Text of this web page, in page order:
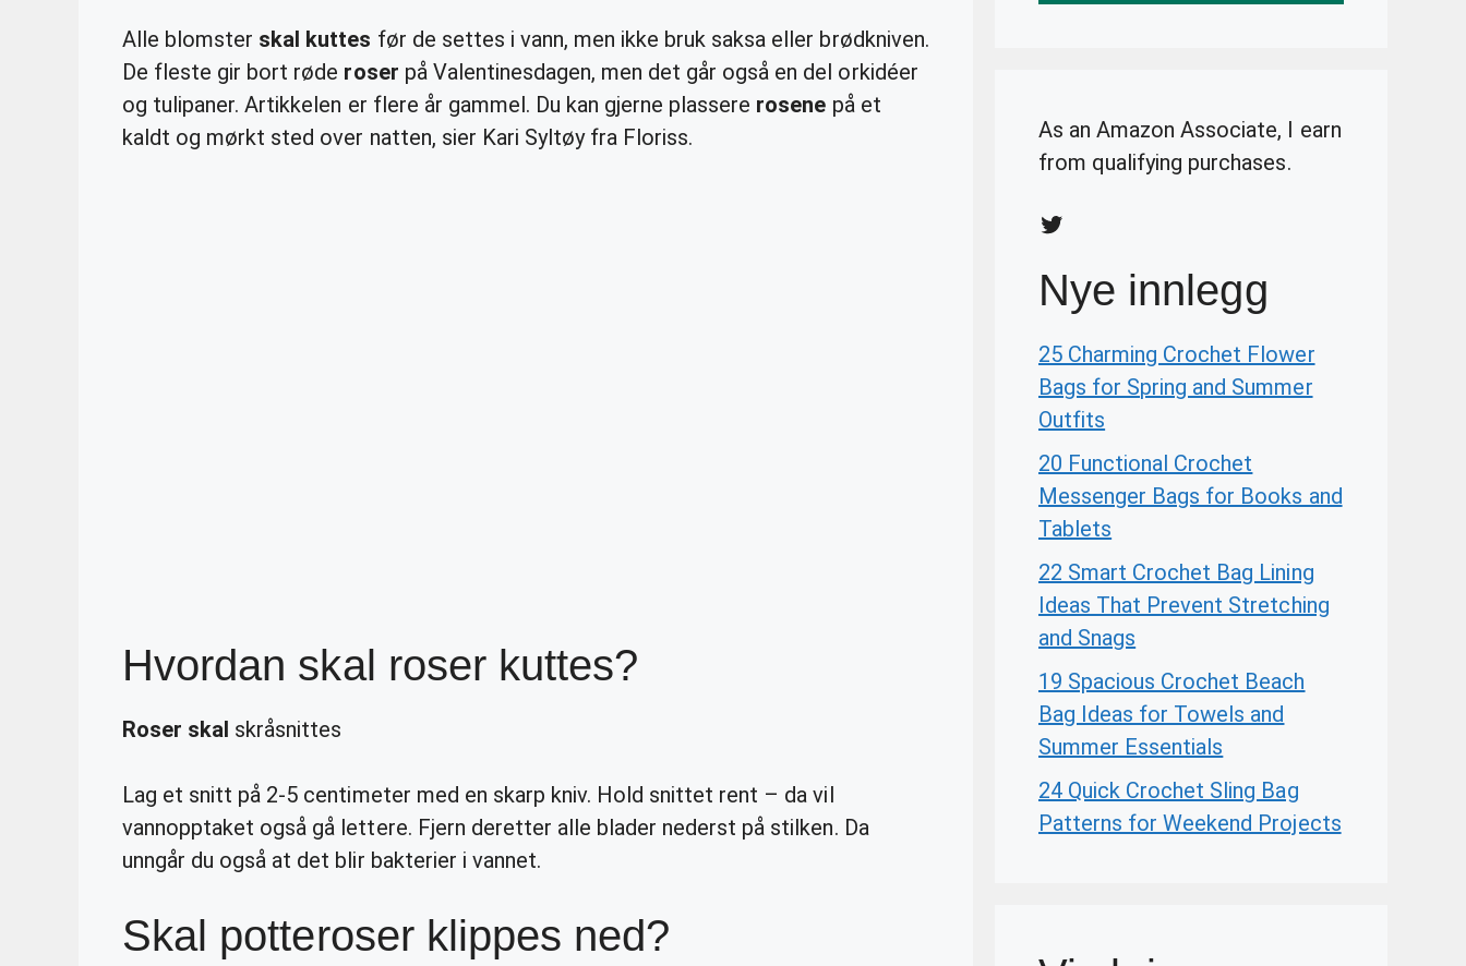
Alle blomster skal kuttes før de settes i vann, men ikke bruk saksa eller brødkniven.
De fleste gir bort røde roser på Valentinesdagen, men det går også en del orkidéer
og tulipaner. Artikkelen er flere år gammel. Du kan gjerne plassere rosene på et
kaldt og mørkt sted over natten, sier Kari Syltøy fra Floriss.
Hvordan skal roser kuttes?
Roser skal skråsnittes
Lag et snitt på 2-5 centimeter med en skarp kniv. Hold snittet rent – da vil
vannopptaket også gå lettere. Fjern deretter alle blader nederst på stilken. Da
unngår du også at det blir bakterier i vannet.
Skal potteroser klippes ned?
As an Amazon Associate, I earn
from qualifying purchases.
Twitter
Nye innlegg
25 Charming Crochet Flower
Bags for Spring and Summer
Outfits
20 Functional Crochet
Messenger Bags for Books and
Tablets
22 Smart Crochet Bag Lining
Ideas That Prevent Stretching
and Snags
19 Spacious Crochet Beach
Bag Ideas for Towels and
Summer Essentials
24 Quick Crochet Sling Bag
Patterns for Weekend Projects